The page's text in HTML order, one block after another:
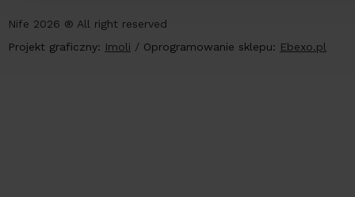
Nife 2026 ® All right reserved
Projekt graficzny: Imoli / Oprogramowanie sklepu: Ebexo.pl